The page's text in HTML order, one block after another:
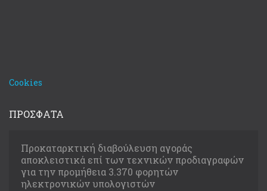
Cookies
ΠΡΟΣΦΑΤΑ
Προκαταρκτική διαβούλευση αγοράς
αποκλειστικά επί των τεχνικών προδιαγραφών
για την προμήθεια 3.370 φορητών
ηλεκτρονικών υπολογιστών